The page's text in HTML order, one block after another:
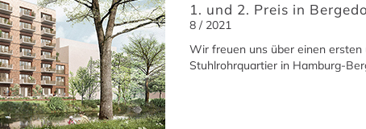
1. und 2. Preis in
8 / 2021
Wir freuen uns über einen
Stuhlrohrquartier in Hamburg-